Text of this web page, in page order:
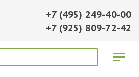
+7 (495) 249-40-00
+7 (925) 809-72-42